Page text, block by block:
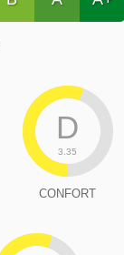
D
3.35
CONFORT